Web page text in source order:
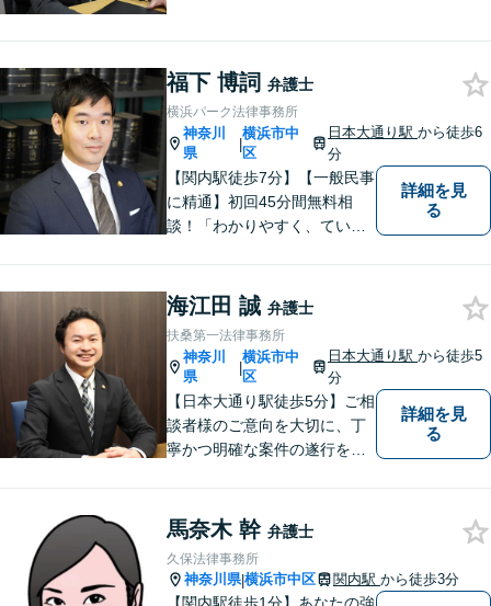
ート！メーカー・建築・教育
など幅広い業種への対応実績
あり！
福下 博詞 弁護士
横浜パーク法律事務所
神奈川
県
|
横浜市中
区
日本大通り駅から徒歩6
分
【関内駅徒歩7分】【一般民事
に精通】初回45分間無料相
談！「わかりやすく、ていね
いく解決まで、全てお任せく
ださい。まずはお気軽にご相
談を！【土曜相談OK】
詳細を見
る
海江田 誠 弁護士
扶桑第一法律事務所
神奈川
県
|
横浜市中
区
日本大通り駅から徒歩5
分
【日本大通り駅徒歩5分】ご相
談者様のご意向を大切に、丁
寧かつ明確な案件の遂行を心
ず、本当に満足のいく結果を
得るために弁護士を選んでみ
ませんか？
詳細を見
る
馬奈木 幹 弁護士
久保法律事務所
神奈川県|横浜市中区 関内駅 から徒歩3分